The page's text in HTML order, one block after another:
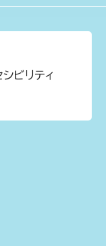
シビリティ